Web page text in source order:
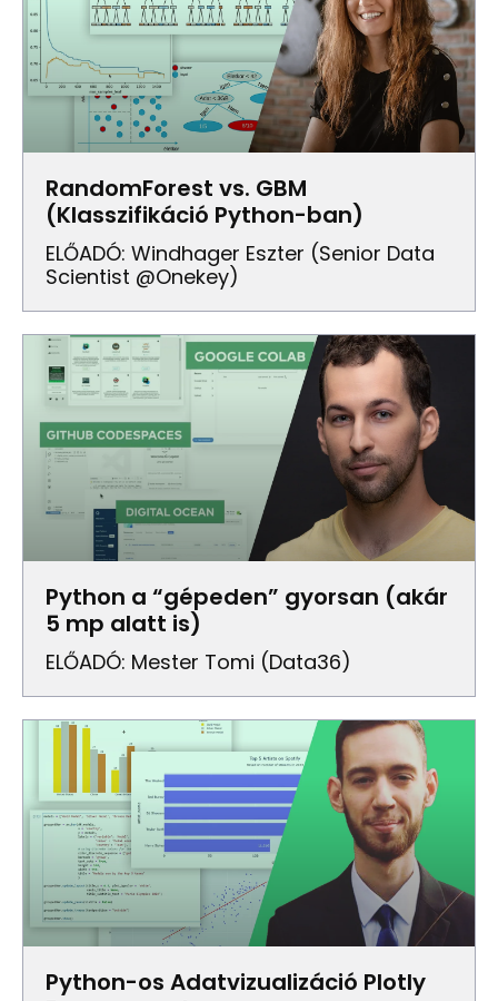
RandomForest vs. GBM
(Klasszifikáció Python-ban)
ELŐADÓ: Windhager Eszter (Senior Data
Scientist @Onekey)
Python a “gépeden” gyorsan (akár
5 mp alatt is)
ELŐADÓ: Mester Tomi (Data36)
Python-os Adatvizualizáció Plotly